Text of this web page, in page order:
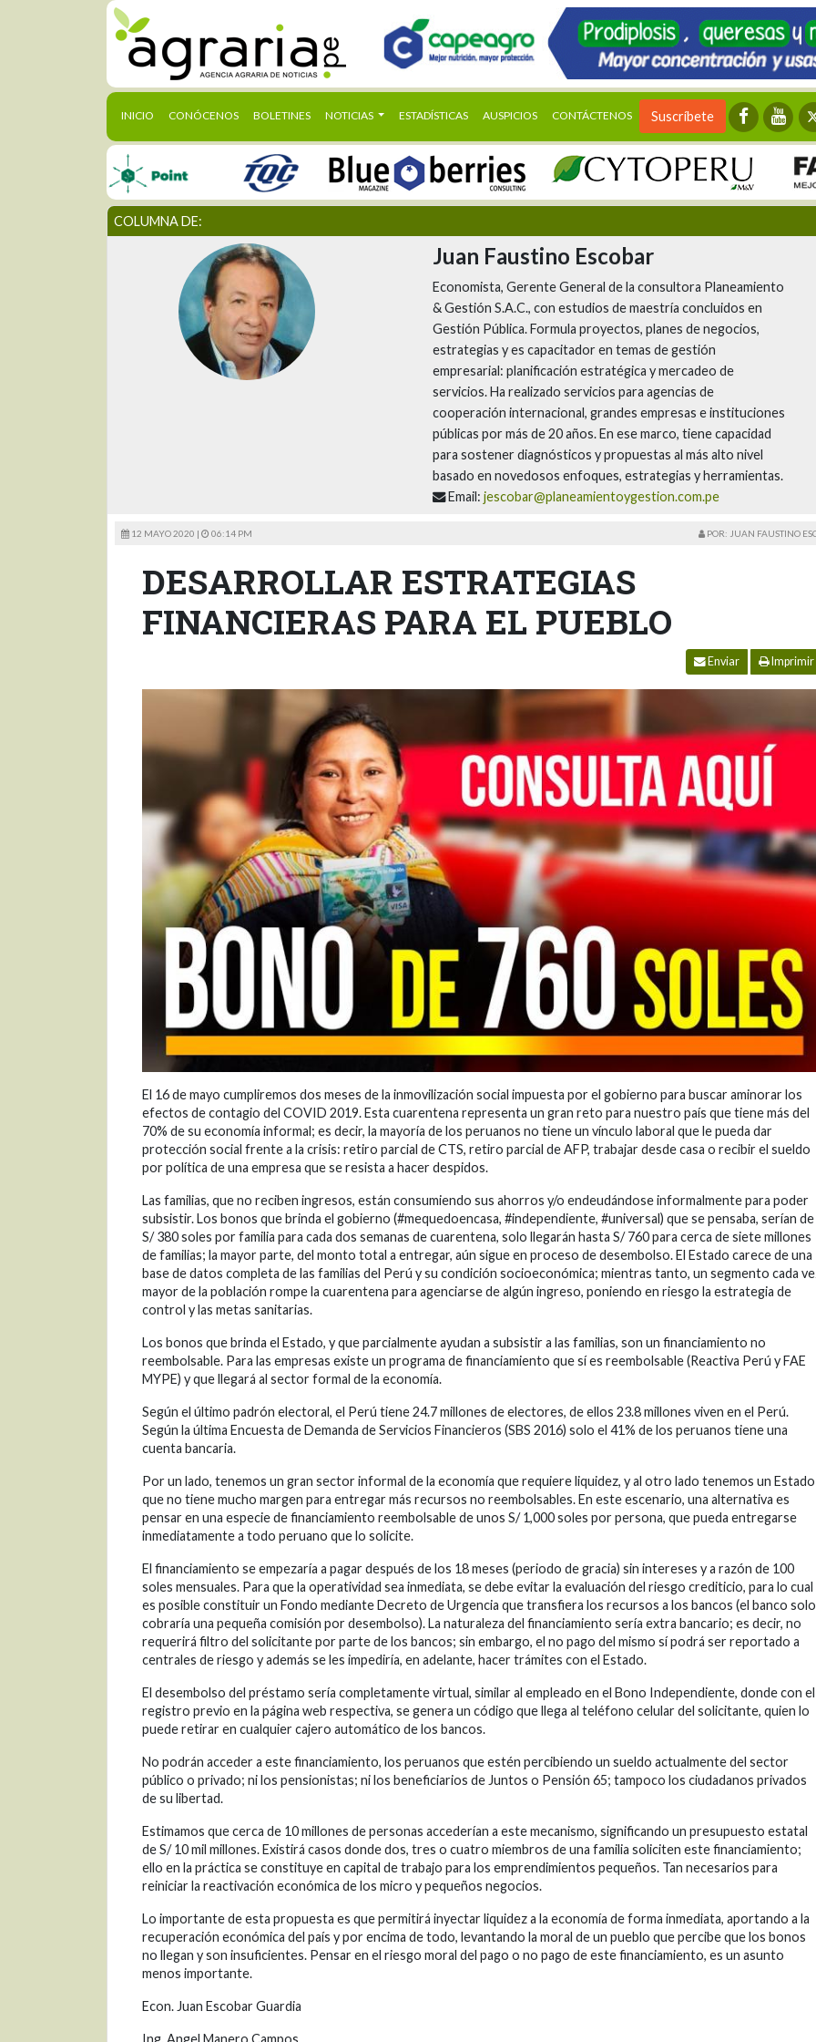
INICIO (CURRENT)
CONÓCENOS BOLETINES NOTICIAS ESTADÍSTICAS AUSPICIOS CONTÁCTENOS Suscríbete
COLUMNA DE:
Juan Faustino Escobar
Economista, Gerente General de la consultora Planeamiento
& Gestión S.A.C., con estudios de maestría concluidos en
Gestión Pública. Formula proyectos, planes de negocios,
estrategias y es capacitador en temas de gestión
empresarial: planificación estratégica y mercadeo de
servicios. Ha realizado servicios para agencias de
cooperación internacional, grandes empresas e instituciones
públicas por más de 20 años. En ese marco, tiene capacidad
para sostener diagnósticos y propuestas al más alto nivel
basado en novedosos enfoques, estrategias y herramientas.
Email: jescobar@planeamientoygestion.com.pe
12 MAYO 2020 | 06:14 PM POR: JUAN FAUSTINO
DESARROLLAR ESTRATEGIAS
FINANCIERAS PARA EL PUEBLO
Enviar Imprimir
El 16 de mayo cumpliremos dos meses de la inmovilización social impuesta por el gobierno para buscar aminorar los
efectos de contagio del COVID 2019. Esta cuarentena representa un gran reto para nuestro país que tiene más del
70% de su economía informal; es decir, la mayoría de los peruanos no tiene un vínculo laboral que le pueda dar
protección social frente a la crisis: retiro parcial de CTS, retiro parcial de AFP, trabajar desde casa o recibir el sueldo
por política de una empresa que se resista a hacer despidos.
Las familias, que no reciben ingresos, están consumiendo sus ahorros y/o endeudándose informalmente para poder
subsistir. Los bonos que brinda el gobierno (#mequedoencasa, #independiente, #universal) que se pensaba, serían de
S/ 380 soles por familia para cada dos semanas de cuarentena, solo llegarán hasta S/ 760 para cerca de siete millones
de familias; la mayor parte, del monto total a entregar, aún sigue en proceso de desembolso. El Estado carece de una
base de datos completa de las familias del Perú y su condición socioeconómica; mientras tanto, un segmento cada
mayor de la población rompe la cuarentena para agenciarse de algún ingreso, poniendo en riesgo la estrategia de
control y las metas sanitarias.
Los bonos que brinda el Estado, y que parcialmente ayudan a subsistir a las familias, son un financiamiento no
reembolsable. Para las empresas existe un programa de financiamiento que sí es reembolsable (Reactiva Perú y FAE
MYPE) y que llegará al sector formal de la economía.
Según el último padrón electoral, el Perú tiene 24.7 millones de electores, de ellos 23.8 millones viven en el Perú.
Según la última Encuesta de Demanda de Servicios Financieros (SBS 2016) solo el 41% de los peruanos tiene una
cuenta bancaria.
Por un lado, tenemos un gran sector informal de la economía que requiere liquidez, y al otro lado tenemos un Estado
que no tiene mucho margen para entregar más recursos no reembolsables. En este escenario, una alternativa es
pensar en una especie de financiamiento reembolsable de unos S/ 1,000 soles por persona, que pueda entregarse
inmediatamente a todo peruano que lo solicite.
El financiamiento se empezaría a pagar después de los 18 meses (periodo de gracia) sin intereses y a razón de 100
soles mensuales. Para que la operatividad sea inmediata, se debe evitar la evaluación del riesgo crediticio, para lo cual
es posible constituir un Fondo mediante Decreto de Urgencia que transfiera los recursos a los bancos (el banco solo
cobraría una pequeña comisión por desembolso). La naturaleza del financiamiento sería extra bancario; es decir, no
requerirá filtro del solicitante por parte de los bancos; sin embargo, el no pago del mismo sí podrá ser reportado a
centrales de riesgo y además se les impediría, en adelante, hacer trámites con el Estado.
El desembolso del préstamo sería completamente virtual, similar al empleado en el Bono Independiente, donde con el
registro previo en la página web respectiva, se genera un código que llega al teléfono celular del solicitante, quien lo
puede retirar en cualquier cajero automático de los bancos.
No podrán acceder a este financiamiento, los peruanos que estén percibiendo un sueldo actualmente del sector
público o privado; ni los pensionistas; ni los beneficiarios de Juntos o Pensión 65; tampoco los ciudadanos privados
de su libertad.
Estimamos que cerca de 10 millones de personas accederían a este mecanismo, significando un presupuesto estatal
de S/ 10 mil millones. Existirá casos donde dos, tres o cuatro miembros de una familia soliciten este financiamiento;
ello en la práctica se constituye en capital de trabajo para los emprendimientos pequeños. Tan necesarios para
reiniciar la reactivación económica de los micro y pequeños negocios.
Lo importante de esta propuesta es que permitirá inyectar liquidez a la economía de forma inmediata, aportando a la
recuperación económica del país y por encima de todo, levantando la moral de un pueblo que percibe que los bonos
no llegan y son insuficientes. Pensar en el riesgo moral del pago o no pago de este financiamiento, es un asunto
menos importante.
Econ. Juan Escobar Guardia